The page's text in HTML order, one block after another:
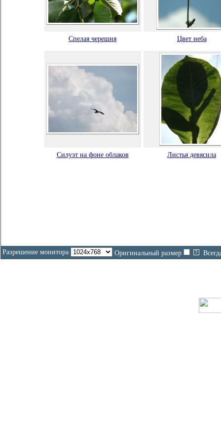
Спелая черешня Цвет неба
Силуэт на фоне облаков Листья девясила
Разрешение монитора Оригинальный размер